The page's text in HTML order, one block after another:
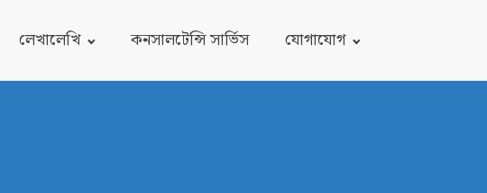
লেখালেখি কনসালটেন্সি সার্ভিস যোগাযোগ